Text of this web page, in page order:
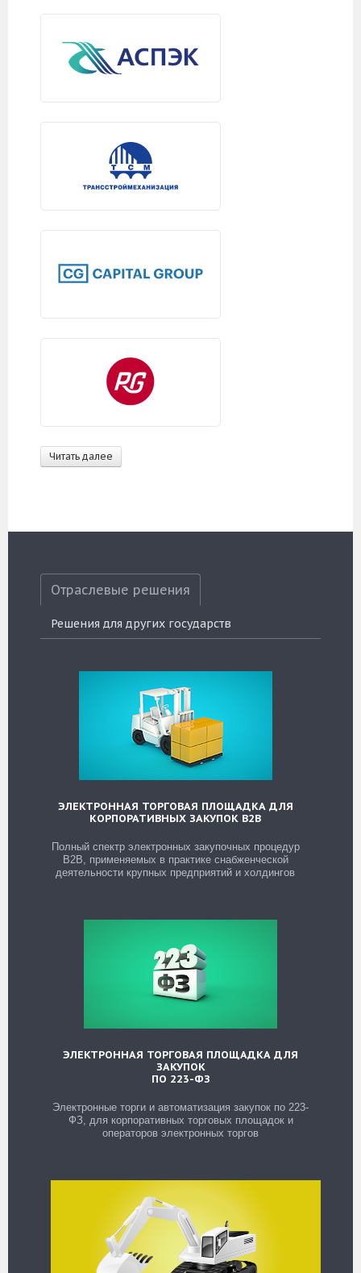
Читать далее
Отраслевые решения
Решения для других государств
ЭЛЕКТРОННАЯ ТОРГОВАЯ ПЛОЩАДКА ДЛЯ
КОРПОРАТИВНЫХ ЗАКУПОК B2B
Полный спектр электронных закупочных процедур
B2B, применяемых в практике снабженческой
деятельности крупных предприятий и холдингов
ЭЛЕКТРОННАЯ ТОРГОВАЯ ПЛОЩАДКА ДЛЯ
ЗАКУПОК
ПО 223-ФЗ
Электронные торги и автоматизация закупок по 223-
ФЗ, для корпоративных торговых площадок и
операторов электронных торгов